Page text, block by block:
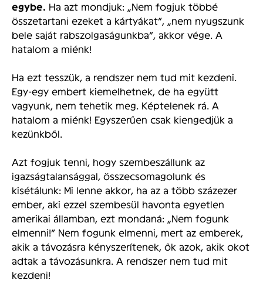
egybe. Ha azt mondjuk: „Nem fogjuk többé
összetartani ezeket a kártyákat”, „nem nyugszunk
bele saját rabszolgaságunkba”, akkor vége. A
hatalom a miénk!
Ha ezt tesszük, a rendszer nem tud mit kezdeni.
Egy-egy embert kiemelhetnek, de ha együtt
vagyunk, nem tehetik meg. Képtelenek rá. A
hatalom a miénk! Egyszerűen csak kiengedjük a
kezünkből.
Azt fogjuk tenni, hogy szembeszállunk az
igazságtalansággal, összecsomagolunk és
kisétálunk: Mi lenne akkor, ha az a több százezer
ember, aki ezzel szembesül havonta egyetlen
amerikai államban, ezt mondaná: „Nem fogunk
elmenni!” Nem fogunk elmenni, mert az emberek,
akik a távozásra kényszerítenek, ők azok, akik okot
adtak a távozásunkra. A rendszer nem tud mit
kezdeni!